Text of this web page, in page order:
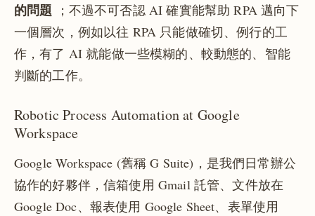
的問題 ；不過不可否認 AI 確實能幫助 RPA 邁向下
一個層次，例如以往 RPA 只能做確切、例行的工
作，有了 AI 就能做一些模糊的、較動態的、智能
判斷的工作。
Robotic Process Automation at Google
Workspace
Google Workspace (舊稱 G Suite)，是我們日常辦公
協作的好夥伴，信箱使用 Gmail 託管、文件放在
Google Doc、報表使用 Google Sheet、表單使用